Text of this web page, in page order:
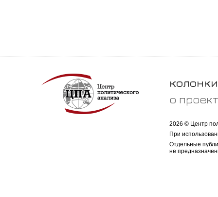
колонки
о
2026 © Центр
При
Отдельные
не